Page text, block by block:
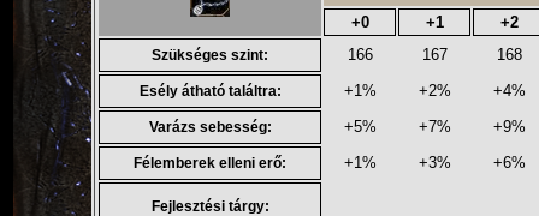
+0 +1 +2
Szükséges szint: 166 167 168
Esély átható találtra: +1% +2% +4%
Varázs sebesség: +5% +7% +9%
Félemberek elleni erő: +1% +3% +6%
Fejlesztési tárgy: